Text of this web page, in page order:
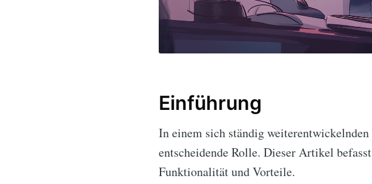
Einführung
In einem sich ständig
entscheidende Rolle. Dieser Artikel
Funktionalität und Vorteile.